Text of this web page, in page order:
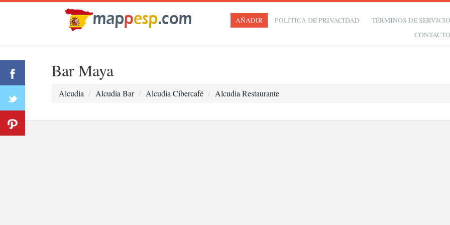
AÑADIR POLÍTICA DE PRIVACIDAD
TÉRMINOS DE
Bar Maya
Alcudia Alcudia Bar Alcudia Cibercafé Alcudia Restaurante